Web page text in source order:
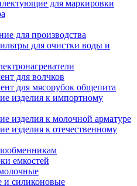
для маркировки
для производства
для очистки воды и
для волчков
для мясорубок общепита
изделия к импортному
изделия к молочной арматуре
изделия к отечественному
емкостей
силиконовые